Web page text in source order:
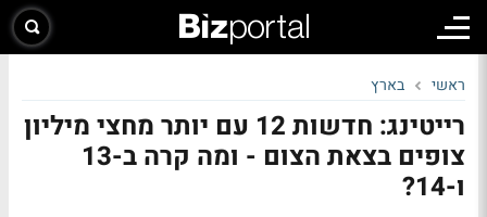
ראשי בארץ
רייטינג: חדשות 12 עם יותר מחצי מיליון
צופים בצאת הצום - ומה קרה ב-13
ו-14?